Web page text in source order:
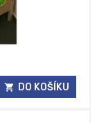
DO KOŠÍKU